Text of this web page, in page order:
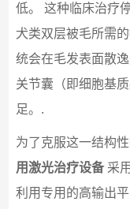
低。 这种临床治疗
犬类双层被毛所需
统会在毛发表面散
关节囊（即细胞基
足。.
为了克服这一结构
用激光治疗设备采
利用专用的高输出